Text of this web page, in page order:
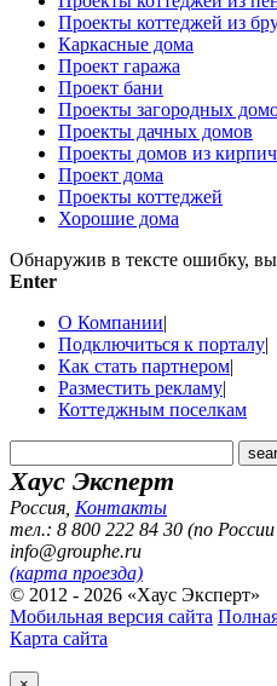
Проекты коттеджей из
Каркасные дома
Проект гаража
Проект бани
Проекты загородных
Проекты дачных домов
Проекты домов из
Проект дома
Проекты коттеджей
Хорошие дома
Обнаружив в тексте ошибку,
Enter
О Компании|
Подключиться к порталу|
Как стать партнером|
Разместить рекламу|
Коттеджным поселкам
Хаус Эксперт
Россия Контакты
тел.: 8 800 222 84 30 (по
info@grouphe.ru
(карта проезда)
© 2012 - 2026 «Хаус Эксперт»
Мобильная версия сайта
Карта сайта